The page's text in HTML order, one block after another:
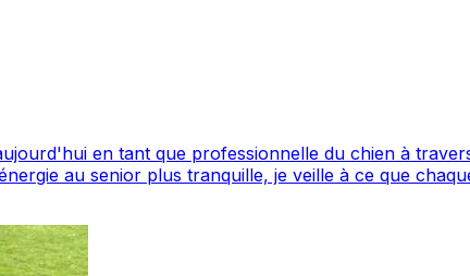
en tant que professionnelle du chien à
au senior plus tranquille, je veille à ce que
à la confiance entre les propriétaires, leurs animaux